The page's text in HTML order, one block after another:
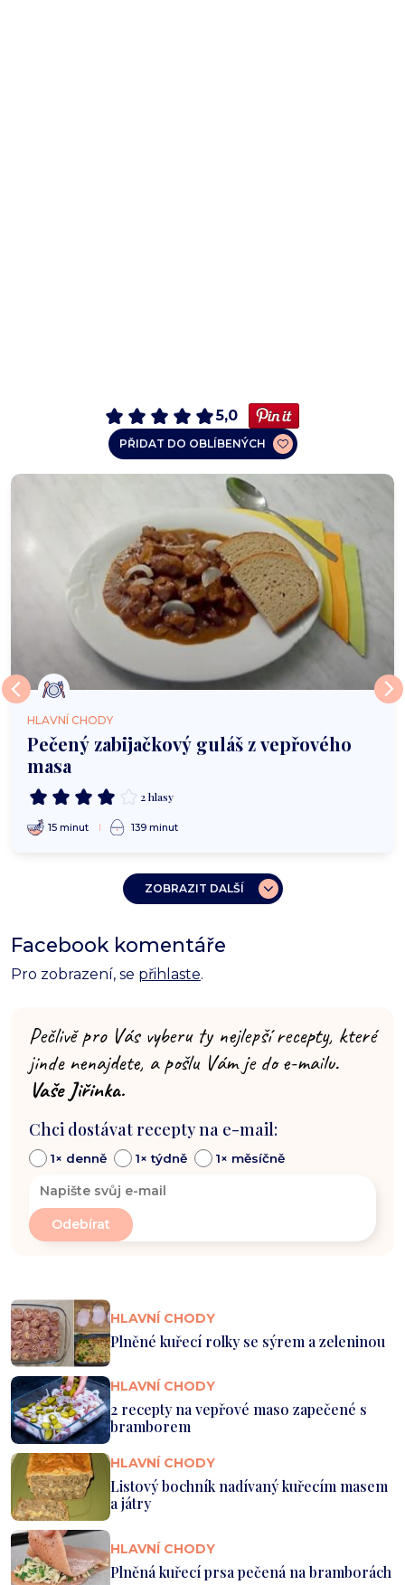
5,0
PŘIDAT DO OBLÍBENÝCH
HLAVNÍ CHODY
Pečený zabijačkový guláš z vepřového
masa
2 hlasy
15 minut 139 minut
ZOBRAZIT DALŠÍ
Facebook komentáře
Pro zobrazení, se přihlaste.
Pečlivě pro Vás vyberu ty nejlepší recepty, které
jinde nenajdete, a pošlu Vám je do e-mailu.
Vaše Jiřinka.
Chci dostávat recepty na e-mail:
1× denně 1× týdně 1× měsíčně
HLAVNÍ CHODY
Plněné kuřecí rolky se sýrem a zeleninou
HLAVNÍ CHODY
2 recepty na vepřové maso zapečené s
bramborem
HLAVNÍ CHODY
Listový bochník nadívaný kuřecím masem
a játry
HLAVNÍ CHODY
Plněná kuřecí prsa pečená na bramborách